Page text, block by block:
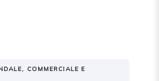
COMMERCIALE E